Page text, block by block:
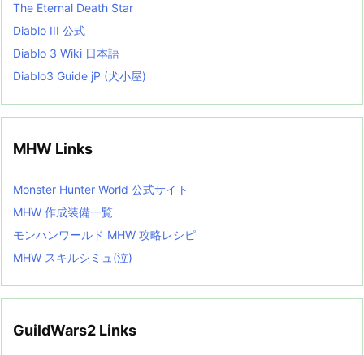
The Eternal Death Star
Diablo III 公式
Diablo 3 Wiki 日本語
Diablo3 Guide jP (犬小屋)
MHW Links
Monster Hunter World 公式サイト
MHW 作成装備一覧
モンハンワールド MHW 攻略レシピ
MHW スキルシミュ(泣)
GuildWars2 Links